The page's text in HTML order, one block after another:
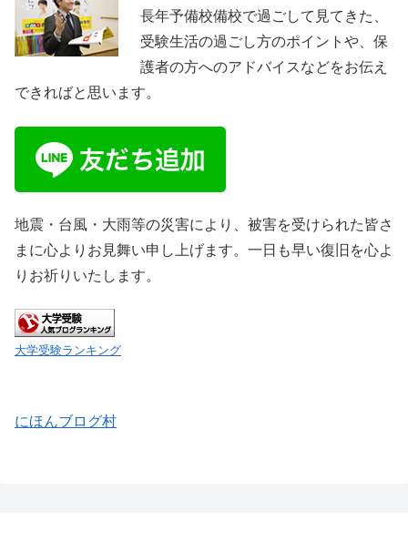
長年予備校備校で過ごして見てきた、
受験生活の過ごし方のポイントや、保
護者の方へのアドバイスなどをお伝え
できればと思います。
地震・台風・大雨等の災害により、被害を受けられた皆さ
まに心よりお見舞い申し上げます。一日も早い復旧を心よ
りお祈りいたします。
大学受験ランキング
にほんブログ村